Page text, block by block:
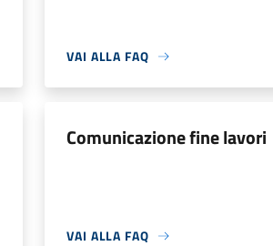
VAI ALLA FAQ
Comunicazione fine lavori
VAI ALLA FAQ